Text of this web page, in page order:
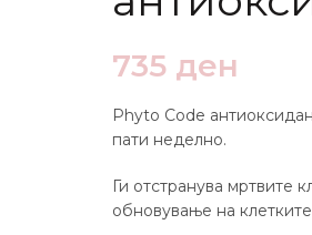
735 ден
Phyto Code
пати неделно.
Ги отстранува мртвите
обновување на